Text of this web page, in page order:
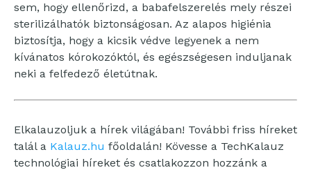
sem, hogy ellenőrizd, a babafelszerelés mely részei
sterilizálhatók biztonságosan. Az alapos higiénia
biztosítja, hogy a kicsik védve legyenek a nem
kívánatos kórokozóktól, és egészségesen induljanak
neki a felfedező életútnak.
Elkalauzoljuk a hírek világában! További friss híreket
talál a Kalauz.hu főoldalán! Kövesse a TechKalauz
technológiai híreket és csatlakozzon hozzánk a